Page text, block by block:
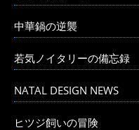
中華鍋の逆襲
若気ノイタリーの備忘録
NATAL DESIGN NEWS
ヒツジ飼いの冒険